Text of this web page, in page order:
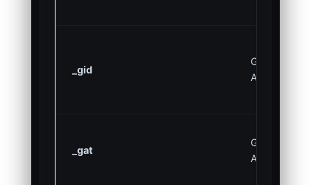
_gid
Google
Analytics
_gat
Google
Analytics